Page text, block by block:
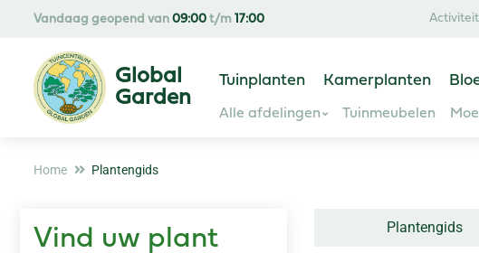
Home Plantengids
Vandaag geopend van 09:00 t/m 17:00
Tuinplanten Kamerplanten
Alle afdelingen Tuinmeubelen
Plantengids
Vind uw plant